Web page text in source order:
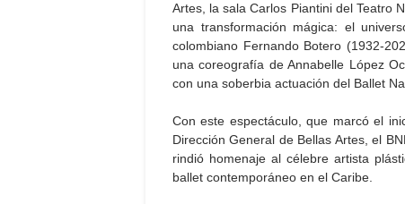
Artes, la sala Carlos Piantini del Teatro
una transformación mágica: el
colombiano Fernando Botero (1932-
una coreografía de Annabelle López
con una soberbia actuación del Ballet
Con este espectáculo, que marcó el
Dirección General de Bellas Artes, el
rindió homenaje al célebre artista
ballet contemporáneo en el Caribe.